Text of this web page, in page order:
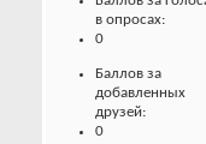
в опросах:
0
Баллов за
добавленных
друзей:
0